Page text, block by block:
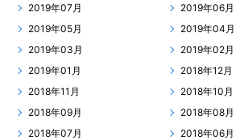
2019年07月
2019年06月
2019年05月
2019年04月
2019年03月
2019年02月
2019年01月
2018年12月
2018年11月
2018年10月
2018年09月
2018年08月
2018年07月
2018年06月